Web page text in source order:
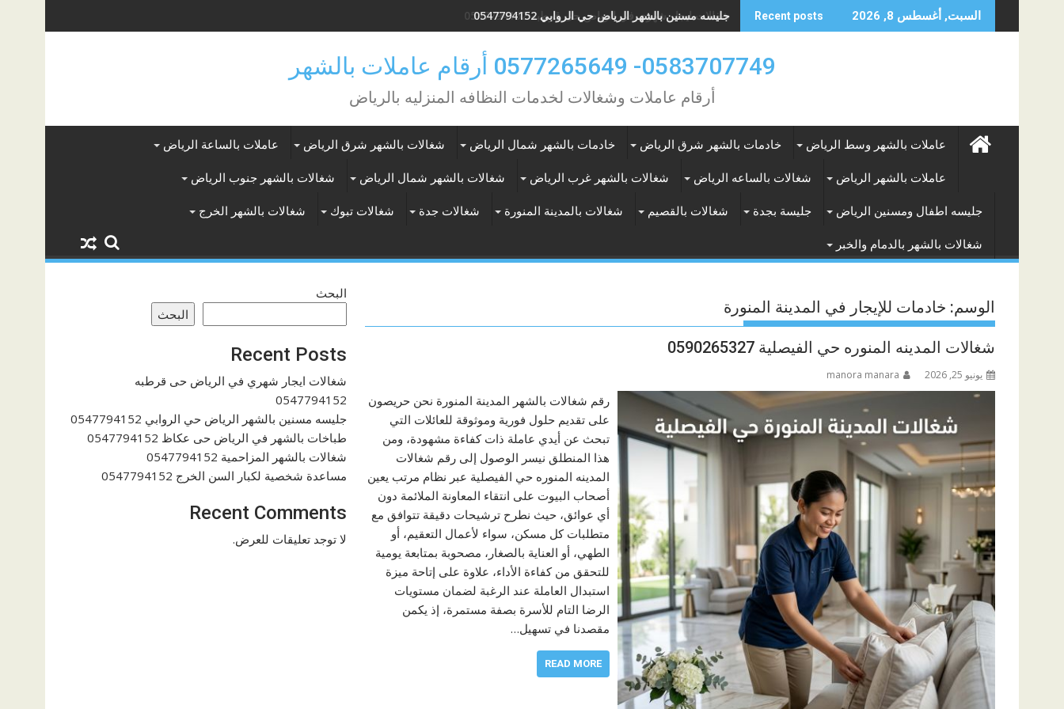
to
السبت, أغسطس 8, 2026 Recent posts جليسه مسنين بالشهر الرياض حي الروابي 0547794152
0583707749- 0577265649 أرقام عاملات بالشهر
أرقام عاملات وشغالات لخدمات النظافه المنزليه بالرياض
عاملات بالشهر وسط الرياض خادمات بالشهر شرق الرياض خادمات بالشهر شمال الرياض شغالات بالشهر شرق الرياض عاملات بالساعة الرياض
عاملات بالشهر الرياض شغالات بالساعه الرياض شغالات بالشهر غرب الرياض شغالات بالشهر شمال الرياض شغالات بالشهر جنوب الرياض
جليسه اطفال ومسنين الرياض جليسة بجدة شغالات بالقصيم شغالات بالمدينة المنورة شغالات جدة شغالات تبوك شغالات بالشهر الخرج
شغالات بالشهر بالدمام والخبر
الوسم: خادمات للإيجار في المدينة المنورة
شغالات المدينه المنوره حي الفيصلية 0590265327
يونيو 25, 2026 manora manara
رقم شغالات بالشهر المدينة المنورة نحن حريصون
على تقديم حلول فورية وموثوقة للعائلات التي
تبحث عن أيدي عاملة ذات كفاءة مشهودة، ومن
هذا المنطلق نيسر الوصول إلى رقم شغالات
المدينه المنوره حي الفيصلية عبر نظام مرتب يعين
أصحاب البيوت على انتقاء المعاونة الملائمة دون
أي عوائق، حيث نطرح ترشيحات دقيقة تتوافق مع
متطلبات كل مسكن، سواء لأعمال التعقيم، أو
الطهي، أو العناية بالصغار، مصحوبة بمتابعة يومية
للتحقق من كفاءة الأداء، علاوة على إتاحة ميزة
استبدال العاملة عند الرغبة لضمان مستويات
الرضا التام للأسرة بصفة مستمرة، إذ يكمن
مقصدنا في تسهيل…
READ MORE
البحث
البحث
Recent Posts
شغالات ايجار شهري في الرياض حى قرطبه
0547794152
جليسه مسنين بالشهر الرياض حي الروابي 0547794152
طباخات بالشهر في الرياض حى عكاظ 0547794152
شغالات بالشهر المزاحمية 0547794152
مساعدة شخصية لكبار السن الخرج 0547794152
Recent Comments
لا توجد تعليقات للعرض.